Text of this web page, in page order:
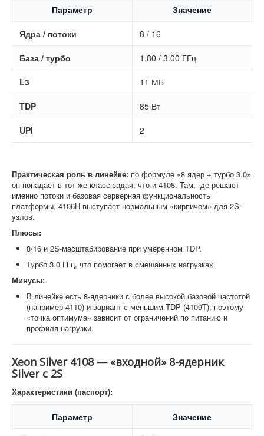
Параметр Значение
Ядра / потоки 8 / 16
База / турбо 1.80 / 3.00 ГГц
L3 11 МБ
TDP 85 Вт
UPI 2
Практическая роль в линейке: по формуле «8 ядер + турбо 3.0»
он попадает в тот же класс задач, что и 4108. Там, где решают
именно потоки и базовая серверная функциональность
платформы, 4106H выступает нормальным «кирпичом» для 2S-
узлов.
Плюсы:
8/16 и 2S-масштабирование при умеренном TDP.
Турбо 3.0 ГГц, что помогает в смешанных нагрузках.
Минусы:
В линейке есть 8-ядерники с более высокой базовой частотой
(например 4110) и вариант с меньшим TDP (4109T), поэтому
«точка оптимума» зависит от ограничений по питанию и
профиля нагрузки.
Xeon Silver 4108 — «входной» 8-ядерник
Silver с 2S
Характеристики (паспорт):
Параметр Значение